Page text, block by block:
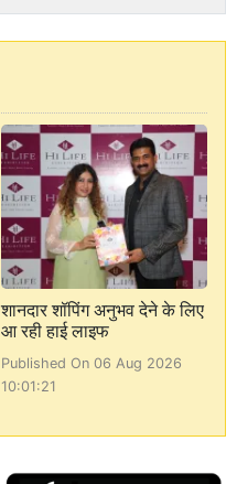
शानदार शॉपिंग अनुभव देने के लिए
आ रही हाई लाइफ
Published On 06 Aug 2026
10:01:21